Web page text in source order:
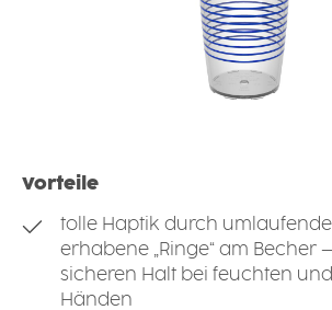
Vorteile
tolle Haptik durch
erhabene „Ringe“ am Becher
sicheren Halt bei feuchten
Händen